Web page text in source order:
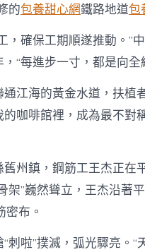
的包養甜心網鐵路地道包
，確保工期順遂推動。”
“每進步一寸，都是向
江海的黃金水道，扶植
咖啡館裡，成為最不對
州鎮，鋼筋工王杰正在
架”巍然聳立，王杰沿著
布。
“刺啦”撲滅，弧光驟亮。